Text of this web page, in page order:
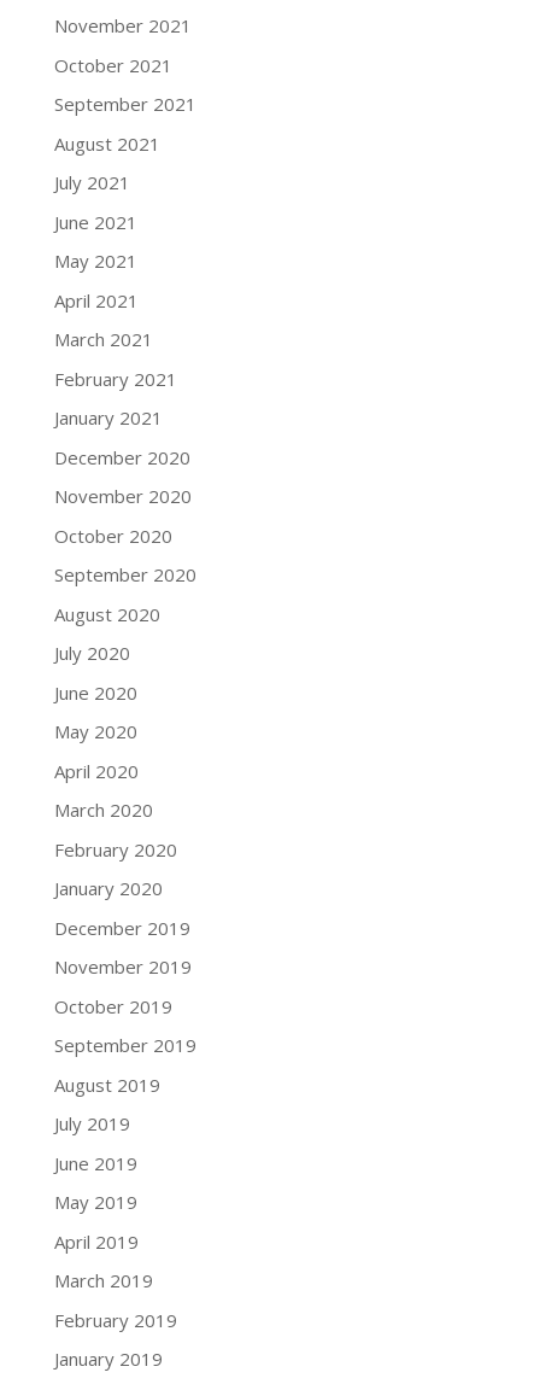
November 2021
October 2021
September 2021
August 2021
July 2021
June 2021
May 2021
April 2021
March 2021
February 2021
January 2021
December 2020
November 2020
October 2020
September 2020
August 2020
July 2020
June 2020
May 2020
April 2020
March 2020
February 2020
January 2020
December 2019
November 2019
October 2019
September 2019
August 2019
July 2019
June 2019
May 2019
April 2019
March 2019
February 2019
January 2019